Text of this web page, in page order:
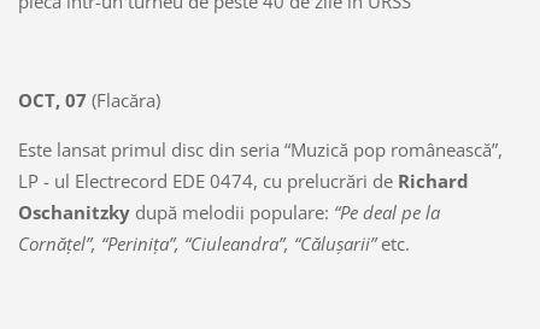
OCT, 07 (Flacăra)
Este lansat primul disc din seria “Muzică pop românească”,
LP - ul Electrecord EDE 0474, cu prelucrări de Richard
Oschanitzkydupă melodii populare: “Pe deal pe la
Cornăţel”, “Periniţa”, “Ciuleandra”, “Căluşarii”etc.